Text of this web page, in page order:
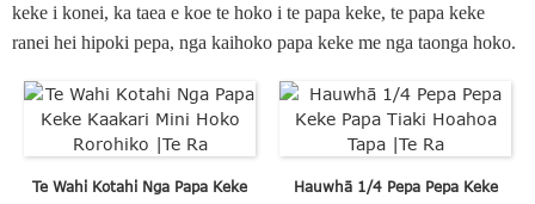
keke i konei, ka taea e koe te hoko i te papa keke, te papa keke
ranei hei hipoki pepa, nga kaihoko papa keke me nga taonga hoko.
Te Wahi Kotahi Nga Papa Keke
Hauwhā 1/4 Pepa Pepa Keke